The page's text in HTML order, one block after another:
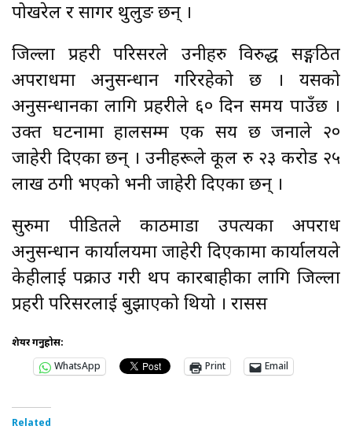
पोखरेल र सागर थुलुङ छन् ।
जिल्ला प्रहरी परिसरले उनीहरु विरुद्ध सङ्गठित
अपराधमा अनुसन्धान गरिरहेको छ । यसको
अनुसन्धानका लागि प्रहरीले ६० दिन समय पाउँछ ।
उक्त घटनामा हालसम्म एक सय छ जनाले २०
जाहेरी दिएका छन् । उनीहरूले कूल रु २३ करोड २५
लाख ठगी भएको भनी जाहेरी दिएका छन् ।
सुरुमा पीडितले काठमाडौँ उपत्यका अपराध
अनुसन्धान कार्यालयमा जाहेरी दिएकामा कार्यालयले
केहीलाई पक्राउ गरी थप कारबाहीका लागि जिल्ला
प्रहरी परिसरलाई बुझाएको थियो । रासस
शेयर गर्नुहोस:
WhatsApp
Print Email
Related